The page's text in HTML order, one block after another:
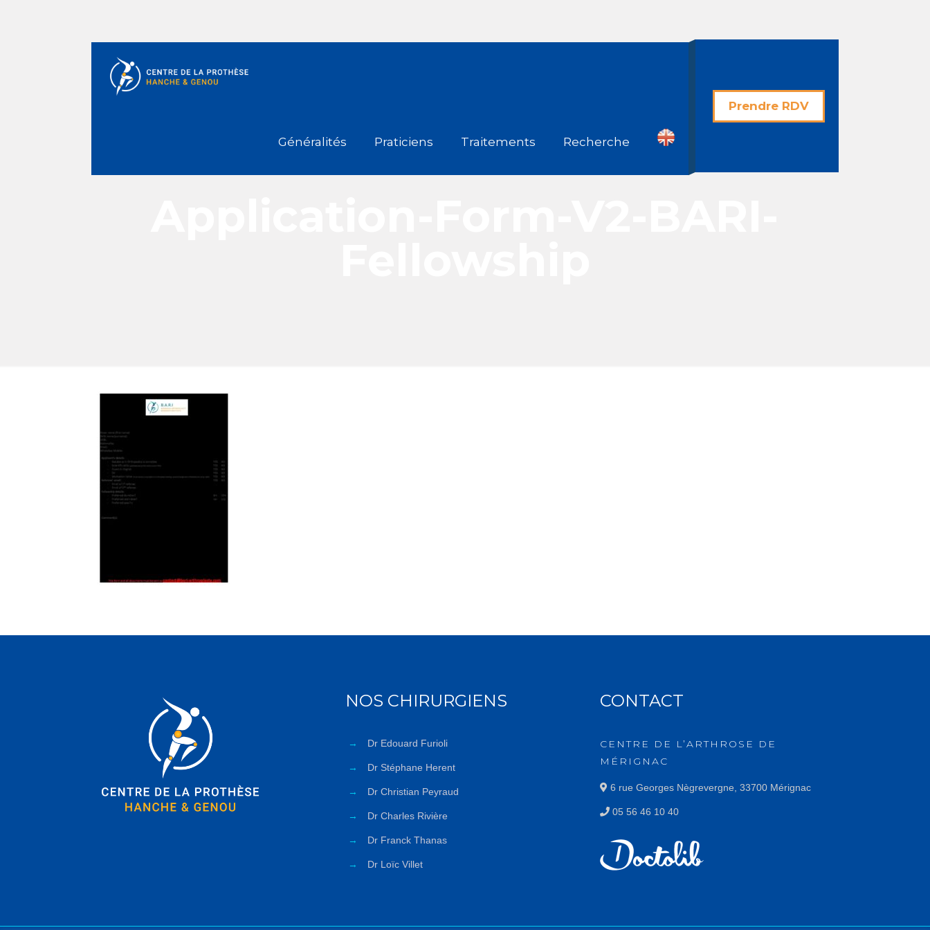
Généralités Praticiens Traitements Recherche
Prendre RDV
NOS CHIRURGIENS
→ Dr Edouard Furioli
→ Dr Stéphane Herent
→ Dr Christian Peyraud
→ Dr Charles Rivière
→ Dr Franck Thanas
→ Dr Loïc Villet
CONTACT
CENTRE DE L’ARTHROSE DE
MÉRIGNAC
6 rue Georges Nègrevergne, 33700 Mérignac
05 56 46 10 40